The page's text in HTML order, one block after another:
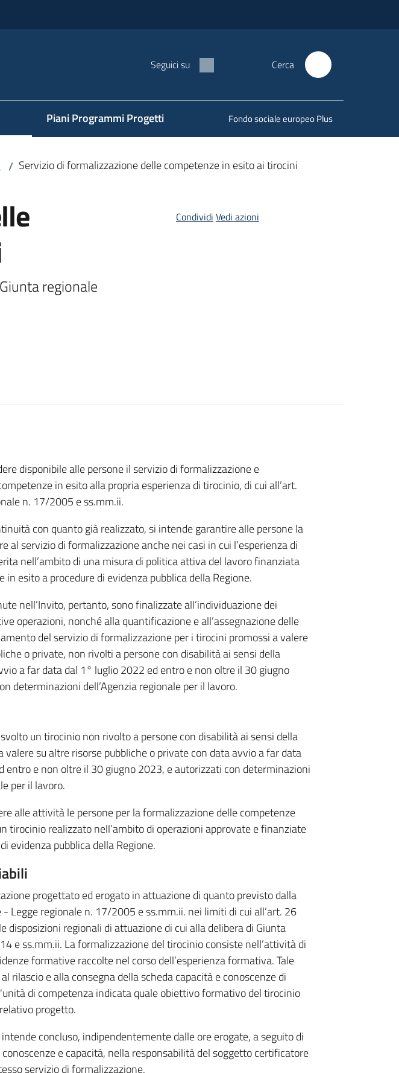
Seguici su Cerca
Piani Programmi Progetti Fondo sociale europeo Plus
/ Servizio di formalizzazione delle competenze in esito ai tirocini
regionale
Condividi Vedi azioni
disponibile alle persone il servizio di formalizzazione e
in esito alla propria esperienza di tirocinio, di cui all’art.
n. 17/2005 e ss.mm.ii.
con quanto già realizzato, si intende garantire alle persone la
al servizio di formalizzazione anche nei casi in cui l’esperienza di
nell’ambito di una misura di politica attiva del lavoro finanziata
in esito a procedure di evidenza pubblica della Regione.
nell’Invito, pertanto, sono finalizzate all’individuazione dei
operazioni, nonché alla quantificazione e all’assegnazione delle
del servizio di formalizzazione per i tirocini promossi a valere
o private, non rivolti a persone con disabilità ai sensi della
a far data dal 1° luglio 2022 ed entro e non oltre il 30 giugno
determinazioni dell’Agenzia regionale per il lavoro.
un tirocinio non rivolto a persone con disabilità ai sensi della
valere su altre risorse pubbliche o private con data avvio a far data
entro e non oltre il 30 giugno 2023, e autorizzati con determinazioni
per il lavoro.
alle attività le persone per la formalizzazione delle competenze
tirocinio realizzato nell’ambito di operazioni approvate e finanziate
evidenza pubblica della Regione.
progettato ed erogato in attuazione di quanto previsto dalla
Legge regionale n. 17/2005 e ss.mm.ii. nei limiti di cui all’art. 26
disposizioni regionali di attuazione di cui alla delibera di Giunta
e ss.mm.ii. La formalizzazione del tirocinio consiste nell’attività di
formative raccolte nel corso dell’esperienza formativa. Tale
rilascio e alla consegna della scheda capacità e conoscenze di
di competenza indicata quale obiettivo formativo del tirocinio
progetto.
concluso, indipendentemente dalle ore erogate, a seguito di
e capacità, nella responsabilità del soggetto certificatore
servizio di formalizzazione.